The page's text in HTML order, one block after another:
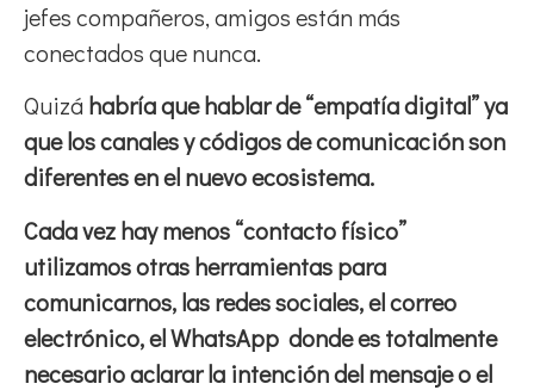
jefes compañeros, amigos están más
conectados que nunca.
Quizá habría que hablar de “empatía digital” ya
que los canales y códigos de comunicación son
diferentes en el nuevo ecosistema.
Cada vez hay menos “contacto físico”
utilizamos otras herramientas para
comunicarnos, las redes sociales, el correo
electrónico, el WhatsApp donde es totalmente
necesario aclarar la intención del mensaje o el